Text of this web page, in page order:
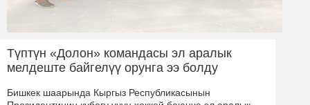
Түптүн «Долон» командасы эл аралык
мелдеште байгелүү орунга ээ болду
Бишкек шаарында Кыргыз Республикасынын